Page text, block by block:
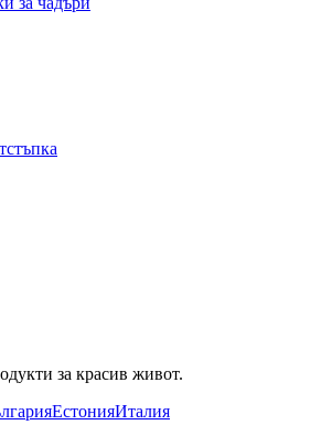
за красив живот.
ЕстонияИталия